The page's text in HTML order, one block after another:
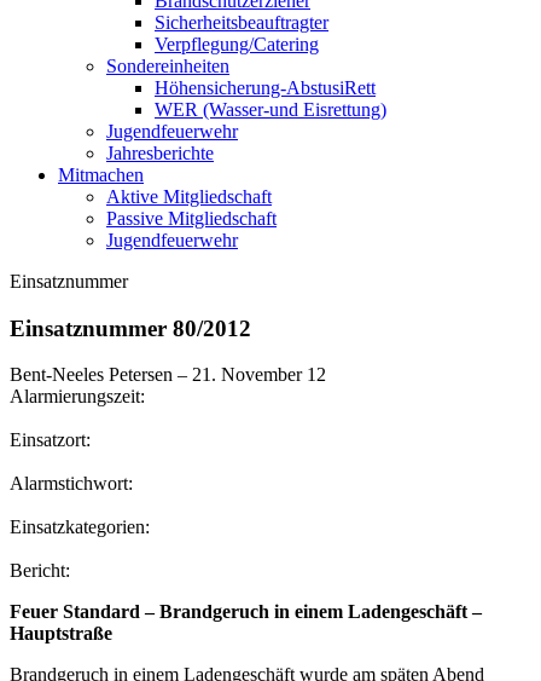
Sicherheitsbeauftragter
Verpflegung/Catering
Sondereinheiten
Höhensicherung-AbstusiRett
WER (Wasser-und Eisrettung)
Jugendfeuerwehr
Jahresberichte
Mitmachen
Aktive Mitgliedschaft
Passive Mitgliedschaft
Jugendfeuerwehr
Einsatznummer
Einsatznummer 80/2012
Bent-Neeles Petersen – 21. November 12
Alarmierungszeit:
Einsatzort:
Alarmstichwort:
Einsatzkategorien:
Bericht:
Feuer Standard – Brandgeruch in einem Ladengeschäft –
Hauptstraße
Brandgeruch in einem Ladengeschäft wurde am späten Abend